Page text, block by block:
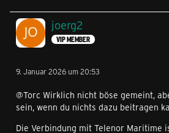
joerg2
VIP MEMBER
9. Januar 2026 um 20:53
@Torc Wirklich nicht böse gemeint,
sein, wenn du nichts dazu beitragen
Die Verbindung mit Telenor Maritime